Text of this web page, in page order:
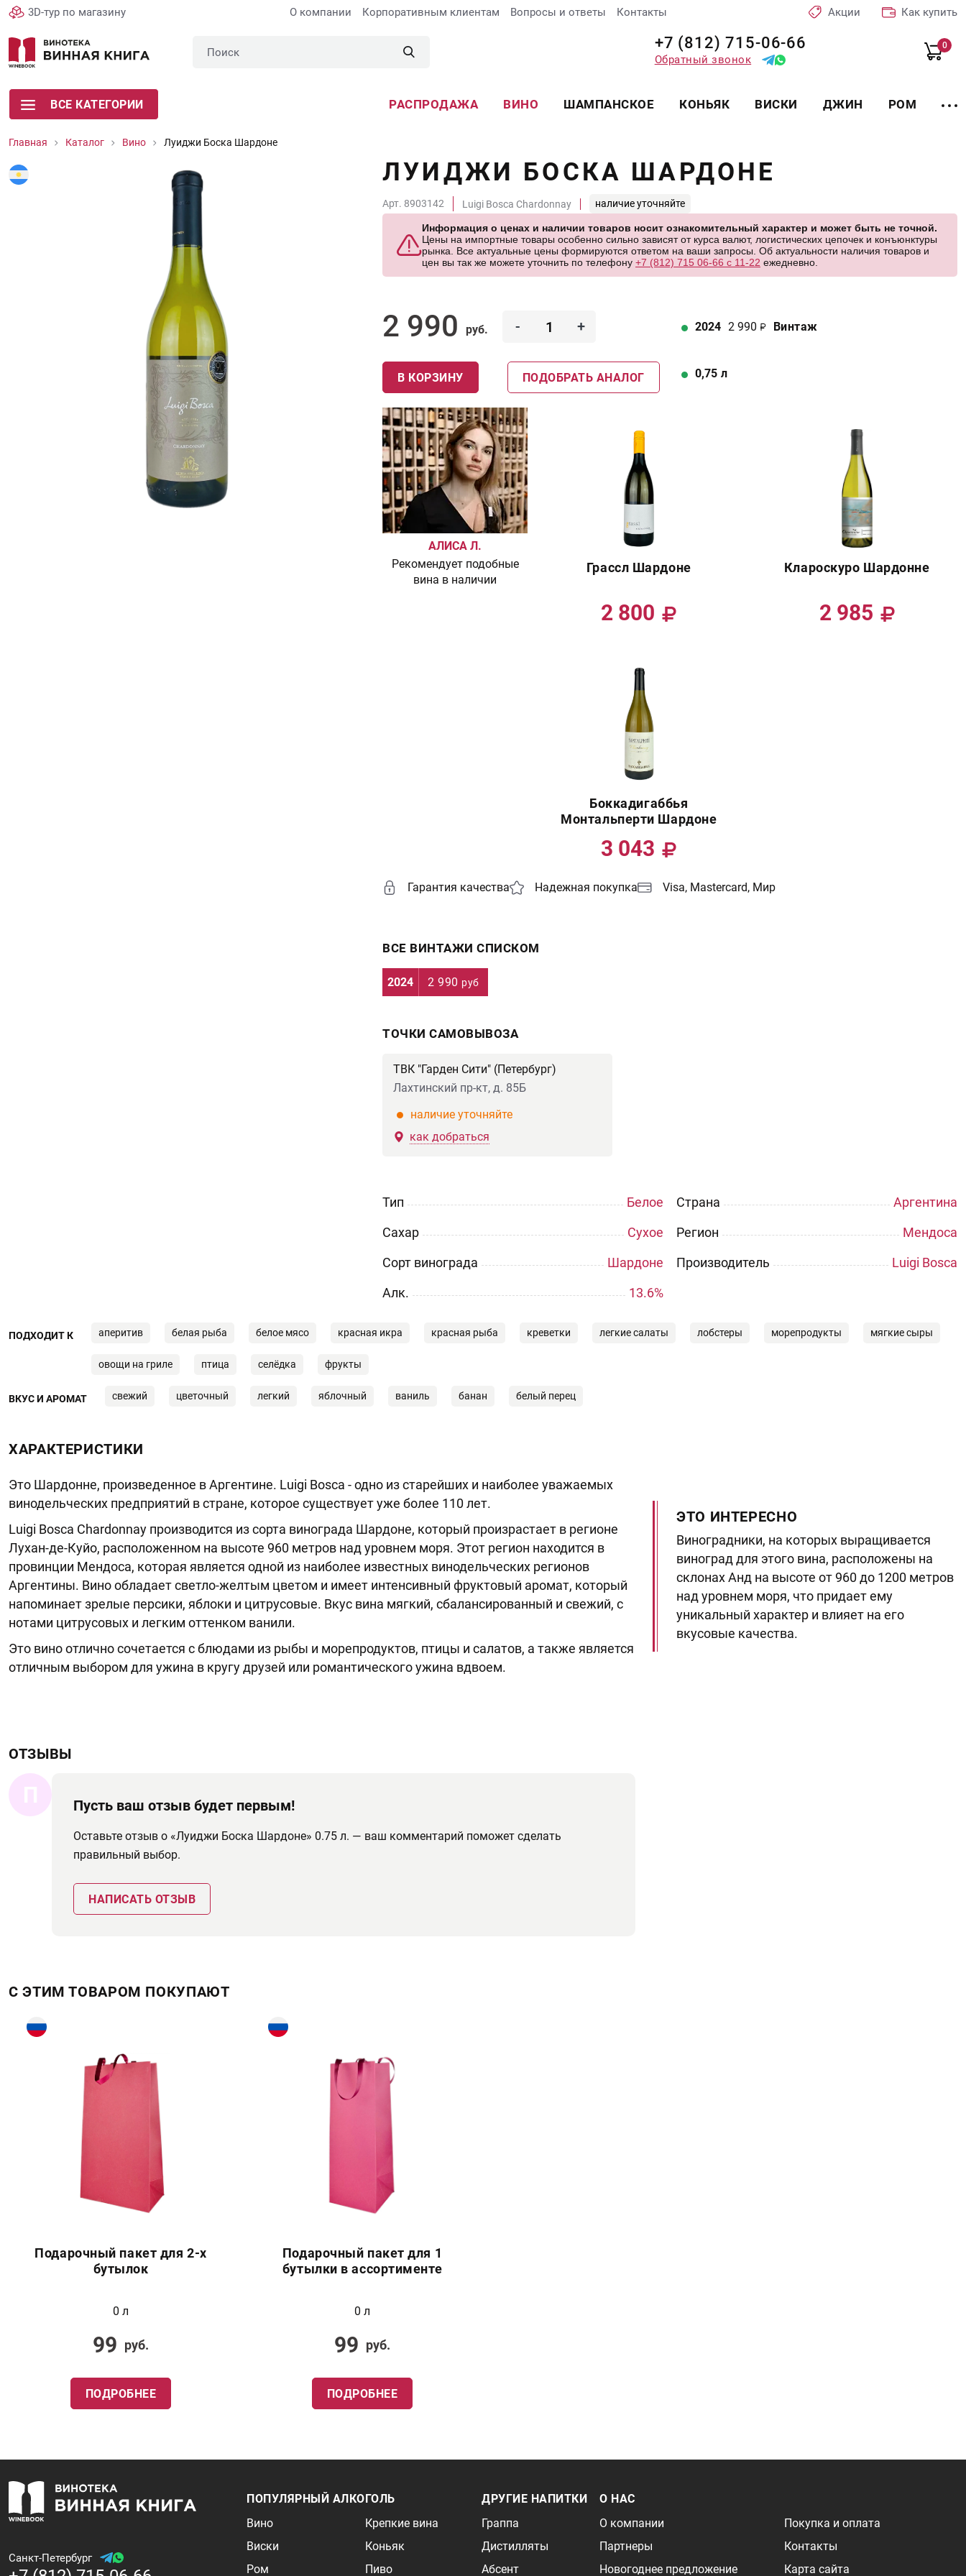
3D-тур по магазину О компании Корпоративным клиентам Вопросы и ответы Контакты Акции Как купить
+7 (812) 715-06-66
Обратный звонок
0
ВСЕ КАТЕГОРИИ РАСПРОДАЖА ВИНО ШАМПАНСКОЕ КОНЬЯК ВИСКИ ДЖИН РОМ
Главная Каталог Вино Луиджи Боска Шардоне
ЛУИДЖИ БОСКА ШАРДОНЕ
Арт. 8903142 Luigi Bosca Chardonnay наличие уточняйте
Информация о ценах и наличии товаров носит ознакомительный характер и может быть не точной.
Цены на импортные товары особенно сильно зависят от курса валют, логистических цепочек и конъюнктуры
рынка. Все актуальные цены формируются ответом на ваши запросы. Об актуальности наличия товаров и
цен вы так же можете уточнить по телефону +7 (812) 715 06-66 с 11-22 ежедневно.
2 990 руб. - +
В КОРЗИНУ ПОДОБРАТЬ АНАЛОГ
2024 2 990 Винтаж
0,75 л
АЛИСА Л.
Рекомендует подобные
вина в наличии
Грассл Шардоне
2 800
Клароскуро Шардонне
2 985
Боккадигаббья
Монтальперти Шардоне
3 043
Гарантия качества Надежная покупка Visa, Mastercard, Мир
ВСЕ ВИНТАЖИ СПИСКОМ
2024 2 990 руб
ТОЧКИ САМОВЫВОЗА
ТВК "Гарден Сити" (Петербург)
Лахтинский пр-кт, д. 85Б
наличие уточняйте
как добраться
Тип
Белое
Сахар
Сухое
Сорт винограда
Шардоне
Aлк.
13.6%
Страна
Аргентина
Регион
Мендоса
Производитель
Luigi Bosca
ПОДХОДИТ К аперитив белая рыба белое мясо красная икра красная рыба креветки легкие салаты лобстеры морепродукты мягкие сыры
овощи на гриле птица селёдка фрукты
ВКУС И АРОМАТ свежий цветочный легкий яблочный ваниль банан белый перец
ХАРАКТЕРИСТИКИ
Это Шардонне, произведенное в Аргентине. Luigi Bosca - одно из старейших и наиболее уважаемых
винодельческих предприятий в стране, которое существует уже более 110 лет.
Luigi Bosca Chardonnay производится из сорта винограда Шардоне, который произрастает в регионе
Лухан-де-Куйо, расположенном на высоте 960 метров над уровнем моря. Этот регион находится в
провинции Мендоса, которая является одной из наиболее известных винодельческих регионов
Аргентины. Вино обладает светло-желтым цветом и имеет интенсивный фруктовый аромат, который
напоминает зрелые персики, яблоки и цитрусовые. Вкус вина мягкий, сбалансированный и свежий, с
нотами цитрусовых и легким оттенком ванили.
Это вино отлично сочетается с блюдами из рыбы и морепродуктов, птицы и салатов, а также является
отличным выбором для ужина в кругу друзей или романтического ужина вдвоем.
ЭТО ИНТЕРЕСНО
Виноградники, на которых выращивается
виноград для этого вина, расположены на
склонах Анд на высоте от 960 до 1200 метров
над уровнем моря, что придает ему
уникальный характер и влияет на его
вкусовые качества.
ОТЗЫВЫ
П Пусть ваш отзыв будет первым!
Оставьте отзыв о «Луиджи Боска Шардоне» 0.75 л. — ваш комментарий поможет сделать
правильный выбор.
НАПИСАТЬ ОТЗЫВ
С ЭТИМ ТОВАРОМ ПОКУПАЮТ
Подарочный пакет для 2-х
бутылок
0 л
99 руб.
ПОДРОБНЕЕ
Подарочный пакет для 1
бутылки в ассортименте
0 л
99 руб.
ПОДРОБНЕЕ
Санкт-Петербург
ПОПУЛЯРНЫЙ АЛКОГОЛЬ
Вино
Виски
Ром
Крепкие вина
Коньяк
Пиво
ДРУГИЕ НАПИТКИ
Граппа
Дистилляты
Абсент
О НАС
О компании
Партнеры
Новогоднее предложение
Покупка и оплата
Контакты
Карта сайта